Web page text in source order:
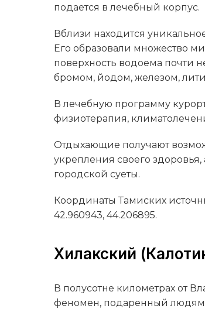
подается в лечебный корпус.
Вблизи находится
Его образовали множество
поверхность водоема почти
бромом, йодом, железом,
В лечебную программу
физиотерапия,
Отдыхающие получают
укрепления своего
городской суеты.
Координаты Тамиских
42.960943, 44.206895.
Хилакский
В полусотне километрах от
феномен, подаренный